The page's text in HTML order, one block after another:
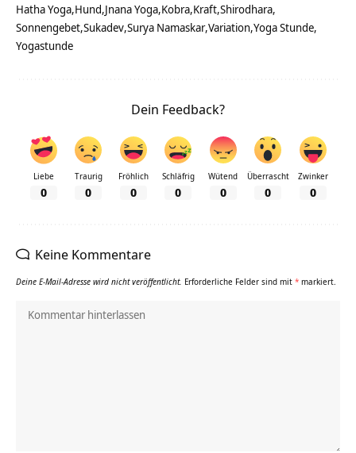
Hatha Yoga Hund Jnana Yoga Kobra Kraft Shirodhara
Sonnengebet Sukadev Surya Namaskar Variation Yoga Stunde
Yogastunde
Dein Feedback?
Liebe
0
Traurig
0
Fröhlich
0
Schläfrig
0
Wütend
0
Überrascht
0
Zwinker
0
Keine Kommentare
Deine E-Mail-Adresse wird nicht veröffentlicht. Erforderliche Felder sind mit * markiert.